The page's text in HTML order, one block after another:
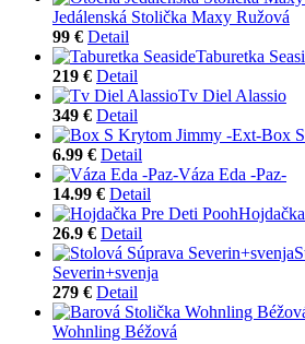
Jedálenská Stolička Maxy Ružová
99 € Detail
Taburetka
219 € Detail
Tv Diel Alassio
349 € Detail
Box
6.99 € Detail
Váza Eda -Paz-
14.99 € Detail
26.9 € Detail
Severin+svenja
279 € Detail
Wohnling Béžová